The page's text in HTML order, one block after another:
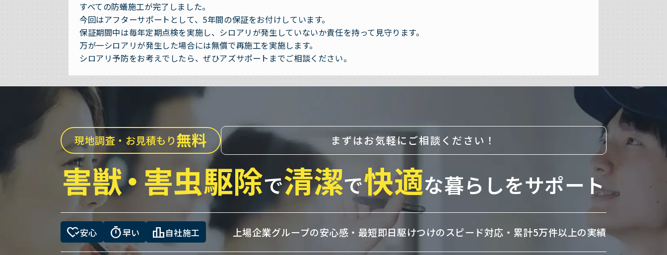
すべての防蟻施工が完了しました。
今回はアフターサポートとして、5年間の保証をお付けしています。
保証期間中は毎年定期点検を実施し、シロアリが発生していないか責任を持って見守ります。
万が一シロアリが発生した場合には無償で再施工を実施します。
シロアリ予防をお考えでしたら、ぜひアズサポートまでご相談ください。
現地調査・お見積もり無料 まずはお気軽にご相談ください！
害獣・害虫駆除で清潔で快適な暮らしをサポート
heart_check安心 timer早い leaderboard自社施工 上場企業グループの安心感・ 最短即日駆けつけのスピード対応・ 累計5万件以上の実績